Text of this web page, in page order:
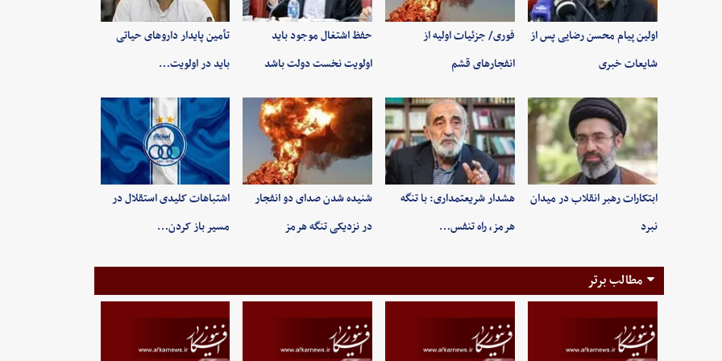
اولین پیام محسن رضایی پس از
شایعات خبری
فوری/ جزئیات اولیه از
انفجارهای قشم
حفظ اشتغال موجود باید
اولویت نخست دولت باشد
تأمین پایدار داروهای حیاتی
باید در اولویت…
ابتکارات رهبر انقلاب در میدان
نبرد
هشدار شریعتمداری: با تنگه
هرمز، راه تنفس…
شنیده شدن صدای دو انفجار
در نزدیکی تنگه هرمز
اشتباهات کلیدی استقلال در
مسیر باز کردن…
مطالب برتر